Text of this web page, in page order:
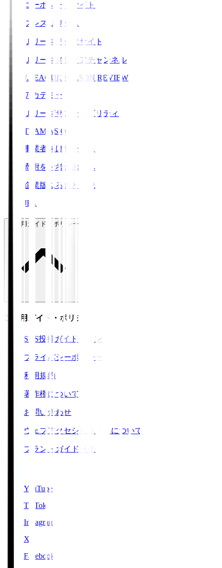
コーポレートサイト
プレスリリース
Ｊリーグデータサイト
Ｊリーグメディアチャンネル
J.LEAGUE SEASON REVIEW
アカデミー
Ｊリーグサステナビリティ
TEAM AS ONE
事業者向けサービス
寄附をお考えの方へ
企業版ふるさと納税
JFA
ご利用ガイド・ポリシー
ご利用ガイド・ポリシー
SNS投稿ガイドライン
プライバシーポリシー
利用規約
著作権について
お問い合わせ
ウェブアクセシビリティについて
ブランドガイドライン
YouTube
TikTok
Instagram
X
Facebook